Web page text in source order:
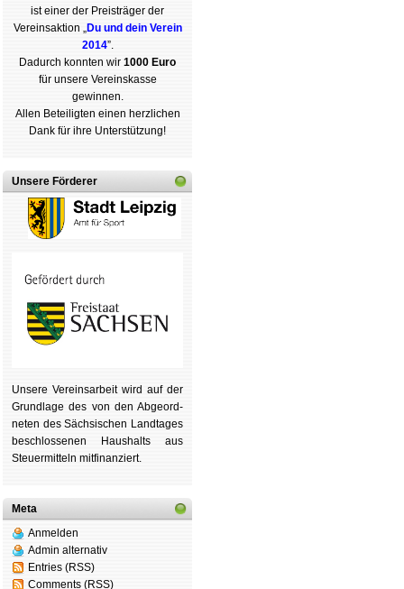
ist einer der Preisträger der
Vereins­aktion „Du und dein Verein
2014”.
Dadurch konnten wir 1000 Euro
für unsere Vereinskasse
gewinnen.
Allen Beteiligten einen herzlichen
Dank für ihre Unterstützung!
Unsere Förderer
Unsere Ver­eins­ar­beit wird auf der
Grund­lage des von den Ab­ge­ord­
ne­ten des Säch­si­schen Land­tages
be­schlos­se­nen Haus­halts aus
Steu­er­mitteln mit­fi­nan­ziert.
Meta
Anmelden
Admin alternativ
Entries (RSS)
Comments (RSS)